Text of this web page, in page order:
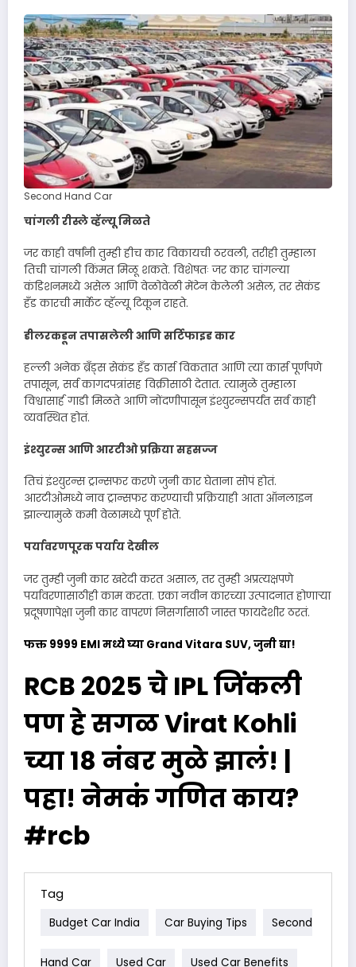
Second Hand Car
चांगली रीस्ले व्हॅल्यू मिळते
जर काही वर्षांनी तुम्ही हीच कार विकायची ठरवली, तरीही तुम्हाला
तिची चांगली किंमत मिळू शकते. विशेषतः जर कार चांगल्या
कंडिशनमध्ये असेल आणि वेळोवेळी मेंटेन केलेली असेल, तर सेकंड
हँड कारची मार्केट व्हॅल्यू टिकून राहते.
डीलरकडून तपासलेली आणि सर्टिफाइड कार
हल्ली अनेक ब्रँड्स सेकंड हँड कार्स विकतात आणि त्या कार्स पूर्णपणे
तपासून, सर्व कागदपत्रांसह विक्रीसाठी देतात. त्यामुळे तुम्हाला
विश्वासार्ह गाडी मिळते आणि नोंदणीपासून इंश्युरन्सपर्यंत सर्व काही
व्यवस्थित होतं.
इंश्युरन्स आणि आरटीओ प्रक्रिया सहसज्ज
तिचं इंश्युरन्स ट्रान्सफर करणे जुनी कार घेताना सोपं होतं.
आरटीओमध्ये नाव ट्रान्सफर करण्याची प्रक्रियाही आता ऑनलाइन
झाल्यामुळे कमी वेळामध्ये पूर्ण होते.
पर्यावरणपूरक पर्याय देखील
जर तुम्ही जुनी कार खरेदी करत असाल, तर तुम्ही अप्रत्यक्षपणे
पर्यावरणासाठीही काम करता. एका नवीन कारच्या उत्पादनात होणाऱ्या
प्रदूषणापेक्षा जुनी कार वापरणं निसर्गासाठी जास्त फायदेशीर ठरतं.
फक्त ₹9999 EMI मध्ये घ्या Grand Vitara SUV, जुनी द्या!
RCB 2025 चे IPL जिंकली
पण हे सगळ Virat Kohli
च्या 18 नंबर मुळे झालं! |
पहा! नेमकं गणित काय?
#rcb
Tag
Budget Car India Car Buying Tips Second
Hand Car Used Car Used Car Benefits